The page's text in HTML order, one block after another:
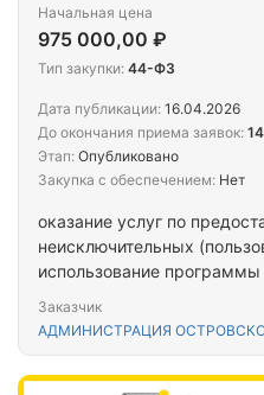
оказание услуг по
неисключительных
использование
(РРО-СМАРТ)» в 2026 году
Заказчик
АДМИНИСТРАЦИЯ
Начальная цена
975 000,00 ₽
Тип закупки: 44-ФЗ
Дата публикации: 16.04.2026
До окончания приема заявок:
Этап: Опубликовано
Закупка с обеспечением: Нет